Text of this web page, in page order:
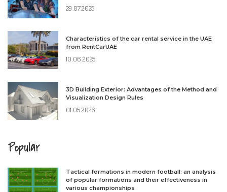
29.07.2025
Characteristics of the car rental service in the UAE
from RentCarUAE
10.06.2025
3D Building Exterior: Advantages of the Method and
Visualization Design Rules
01.05.2026
Popular
Tactical formations in modern football: an analysis
of popular formations and their effectiveness in
various championships